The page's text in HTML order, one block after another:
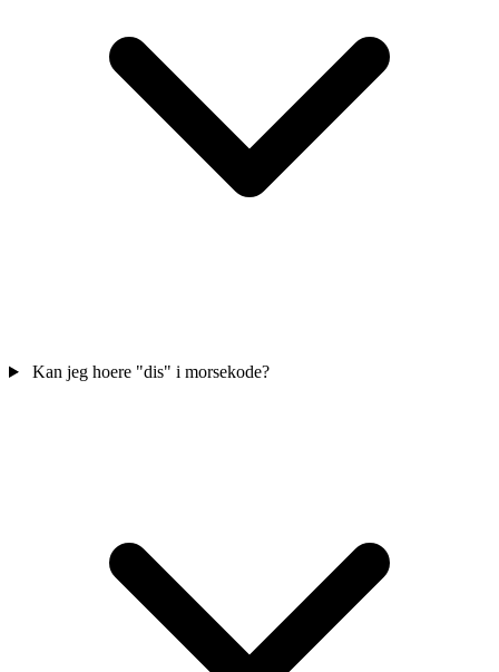
Kan jeg hoere "dis" i morsekode?